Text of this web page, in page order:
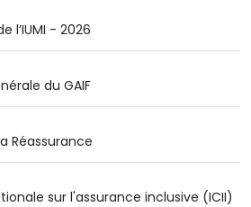
l’IUMI - 2026
du GAIF
Réassurance
sur l'assurance inclusive (ICII)